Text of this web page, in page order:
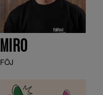
MIRO
FÖJ